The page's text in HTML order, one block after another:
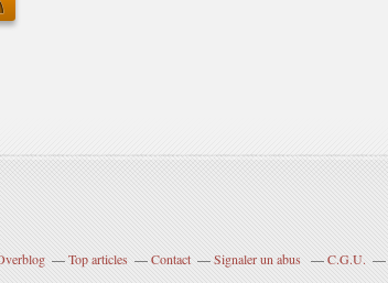
Top articles Contact Signaler un abus C.G.U.